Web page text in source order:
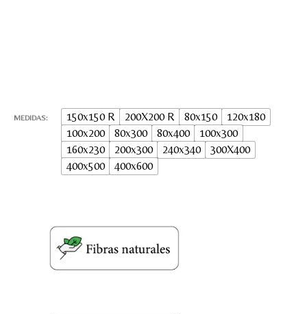
MEDIDAS 150x150 R 200X200 R 80x150
120x180
100x200
80x300 80x400
100x300
160x230
200x300 240x340
300X400
400x500
400x600
Nombre y Referencia del producto
Doy mi consentimiento para que
información que envío para que